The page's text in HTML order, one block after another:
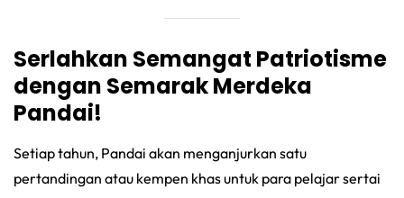
Serlahkan Semangat Patriotisme
dengan Semarak Merdeka
Pandai!
Setiap tahun, Pandai akan menganjurkan satu
pertandingan atau kempen khas untuk para pelajar sertai